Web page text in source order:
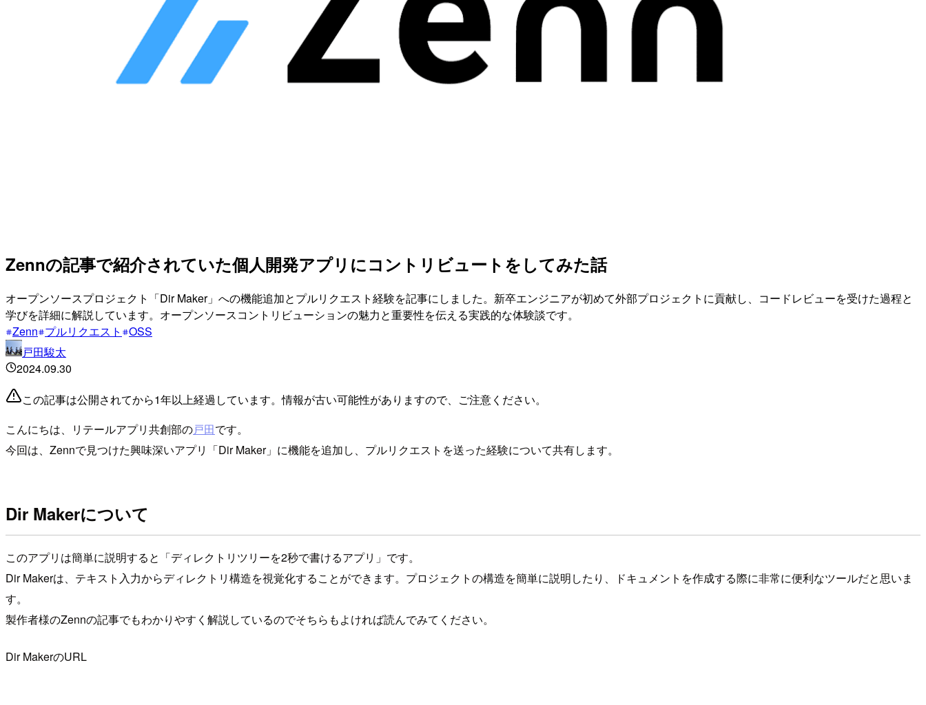
Zennの記事で紹介されていた個人開発アプリにコントリビュートをしてみた話
オープンソースプロジェクト「Dir Maker」への機能追加とプルリクエスト経験を記事にしました。新卒エンジニアが初めて外部プロジェクトに貢献し、コードレビューを受けた過程と
学びを詳細に解説しています。オープンソースコントリビューションの魅力と重要性を伝える実践的な体験談です。
Zenn プルリクエスト
OSS
戸田駿太
2024.09.30
この記事は公開されてから1年以上経過しています。情報が古い可能性がありますので、ご注意ください。
こんにちは、リテールアプリ共創部の戸田です。
今回は、Zennで見つけた興味深いアプリ「Dir Maker」に機能を追加し、プルリクエストを送った経験について共有します。
Dir Makerについて
このアプリは簡単に説明すると「ディレクトリツリーを2秒で書けるアプリ」です。
Dir Makerは、テキスト入力からディレクトリ構造を視覚化することができます。プロジェクトの構造を簡単に説明したり、ドキュメントを作成する際に非常に便利なツールだと思いま
す。
製作者様のZennの記事でもわかりやすく解説しているのでそちらもよければ読んでみてください。
Dir MakerのURL